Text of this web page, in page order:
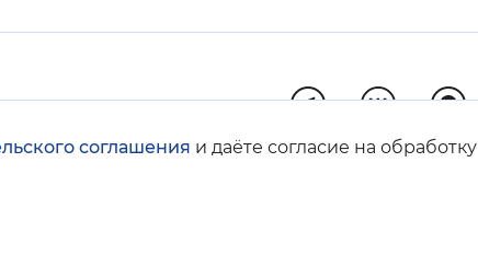
соглашения и даёте согласие на обработку